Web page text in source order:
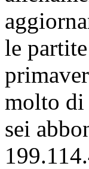
le
molto di
sei